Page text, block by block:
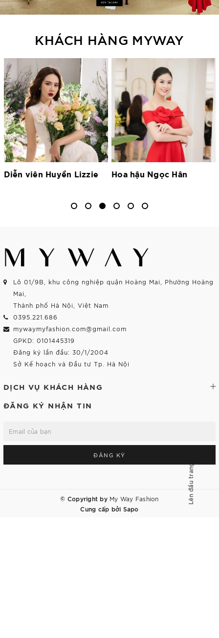
KHÁCH HÀNG MYWAY
Hoa hậu Ngọc Hân
Hoa hậu Lương Thùy
Lô 01/9B, khu công nghiệp quận Hoàng Mai, Phường Hoàng
Mai,
Thành phố Hà Nội, Việt Nam
0395.221.686
mywaymyfashion.com@gmail.com
GPKD: 0101445319
Đăng ký lần đầu: 30/1/2004
Sở Kế hoạch và Đầu tư Tp. Hà Nội
DỊCH VỤ KHÁCH HÀNG
ĐĂNG KÝ NHẬN TIN
ĐĂNG KÝ
© Copyright by My Way Fashion
Cung cấp bởi Sapo
Lên đầu trang